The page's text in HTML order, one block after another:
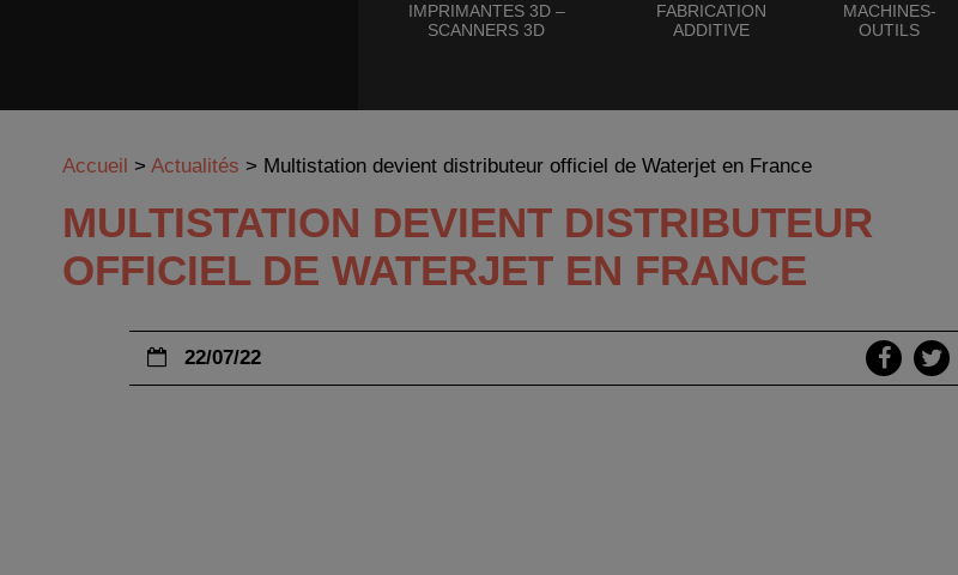
IMPRIMANTES 3D –
SCANNERS 3D
FABRICATION
ADDITIVE
MACHINES-
OUTILS
Accueil > Actualités > Multistation devient distributeur officiel de Waterjet en France
MULTISTATION DEVIENT DISTRIBUTEUR
OFFICIEL DE WATERJET EN FRANCE
22/07/22